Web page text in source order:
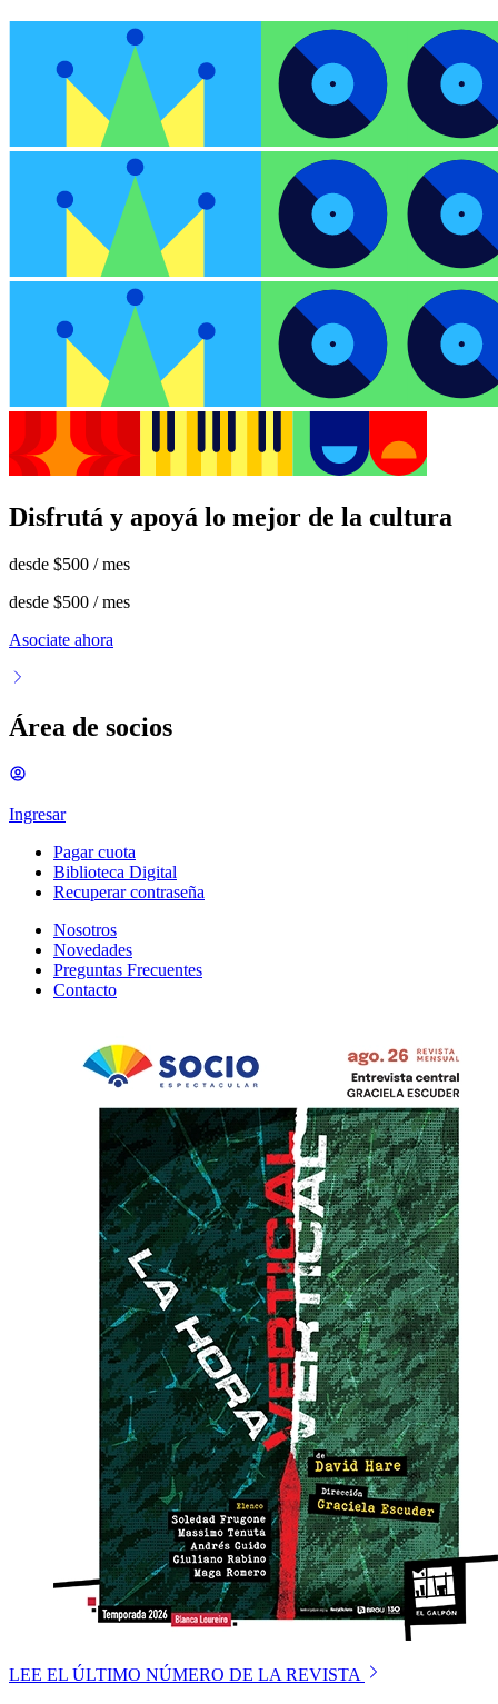
Disfrutá y apoyá lo mejor de la cultura
desde $500 / mes
desde $500 / mes
Asociate ahora
Área de socios
Ingresar
Pagar cuota
Biblioteca Digital
Recuperar contraseña
Nosotros
Novedades
Preguntas Frecuentes
Contacto
LEE EL ÚLTIMO NÚMERO DE LA REVISTA